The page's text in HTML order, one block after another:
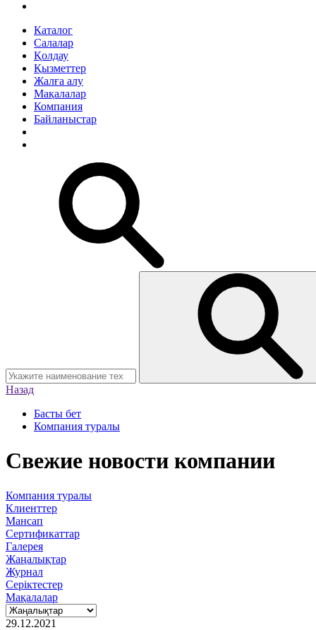
Каталог
Салалар
Қолдау
Қызметтер
Жалға алу
Мақалалар
Компания
Байланыстар
Назад
Басты бет
Компания туралы
Свежие новости компании
Компания туралы
Клиенттер
Мансап
Сертификаттар
Галерея
Жаңалықтар
Журнал
Серіктестер
Мақалалар
29.12.2021